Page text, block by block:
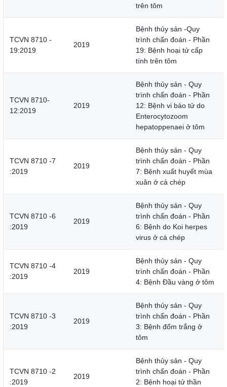
trên tôm
TCVN 8710 -
19:2019
2019
Bệnh thủy sản -Quy
trình chẩn đoán - Phần
19: Bệnh hoại tử cấp
tính trên tôm
TCVN 8710-
12:2019
2019
Bệnh thủy sản - Quy
trình chẩn đoán - Phần
12: Bệnh vi bào tử do
Enterocytozoom
hepatoppenaei ở tôm
TCVN 8710 -7
:2019
2019
Bệnh thủy sản - Quy
trình chẩn đoán - Phần
7: Bệnh xuất huyết mùa
xuân ở cá chép
TCVN 8710 -6
:2019
2019
Bệnh thủy sản - Quy
trình chẩn đoán - Phần
6: Bệnh do Koi herpes
virus ở cá chép
TCVN 8710 -4
:2019
2019
Bệnh thủy sản - Quy
trình chẩn đoán - Phần
4: Bệnh Đầu vàng ở tôm
TCVN 8710 -3
:2019
2019
Bệnh thủy sản - Quy
trình chẩn đoán - Phần
3: Bệnh đốm trắng ở
tôm
TCVN 8710 -2
:2019
2019
Bệnh thủy sản - Quy
trình chẩn đoán - Phần
2: Bệnh hoại tử thần